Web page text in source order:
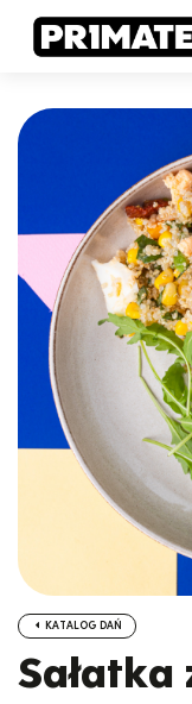
KATALOG DAŃ
Sałatka